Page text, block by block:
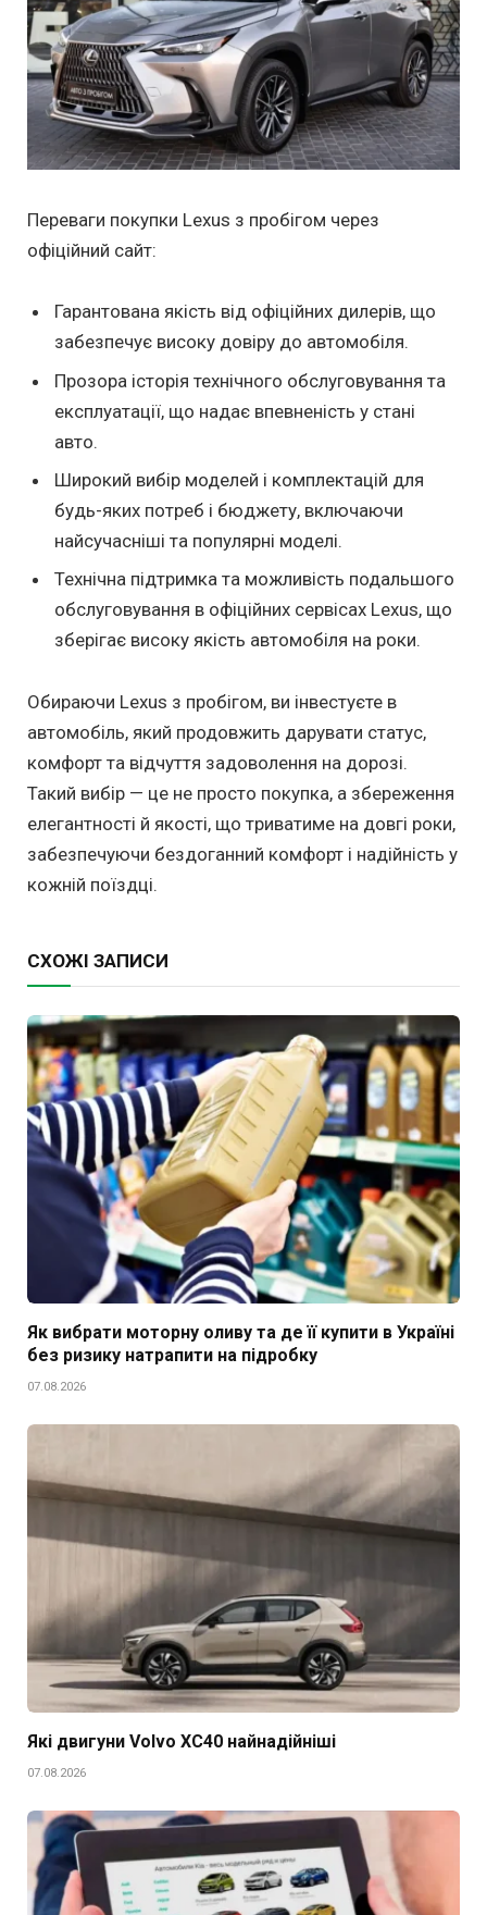
Переваги покупки Lexus з пробігом через
офіційний сайт:
Гарантована якість від офіційних дилерів, що
забезпечує високу довіру до автомобіля.
Прозора історія технічного обслуговування та
експлуатації, що надає впевненість у стані
авто.
Широкий вибір моделей і комплектацій для
будь-яких потреб і бюджету, включаючи
найсучасніші та популярні моделі.
Технічна підтримка та можливість подальшого
обслуговування в офіційних сервісах Lexus, що
зберігає високу якість автомобіля на роки.
Обираючи Lexus з пробігом, ви інвестуєте в
автомобіль, який продовжить дарувати статус,
комфорт та відчуття задоволення на дорозі.
Такий вибір — це не просто покупка, а збереження
елегантності й якості, що триватиме на довгі роки,
забезпечуючи бездоганний комфорт і надійність у
кожній поїздці.
СХОЖІ ЗАПИСИ
Як вибрати моторну оливу та де її купити в Україні
без ризику натрапити на підробку
07.08.2026
Які двигуни Volvo XC40 найнадійніші
07.08.2026